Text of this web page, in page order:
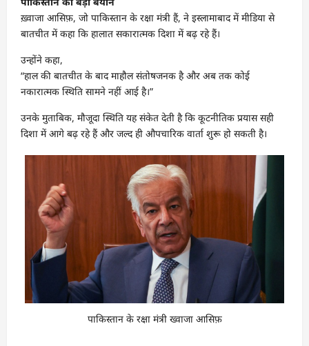
ख़्वाजा आसिफ़, जो पाकिस्तान के रक्षा मंत्री हैं, ने इस्लामाबाद में मीडिया से
बातचीत में कहा कि हालात सकारात्मक दिशा में बढ़ रहे हैं।
उन्होंने कहा,
“हाल की बातचीत के बाद माहौल संतोषजनक है और अब तक कोई
नकारात्मक स्थिति सामने नहीं आई है।”
उनके मुताबिक, मौजूदा स्थिति यह संकेत देती है कि कूटनीतिक प्रयास सही
दिशा में आगे बढ़ रहे हैं और जल्द ही औपचारिक वार्ता शुरू हो सकती है।
पाकिस्तान के रक्षा मंत्री ख्वाजा आसिफ़